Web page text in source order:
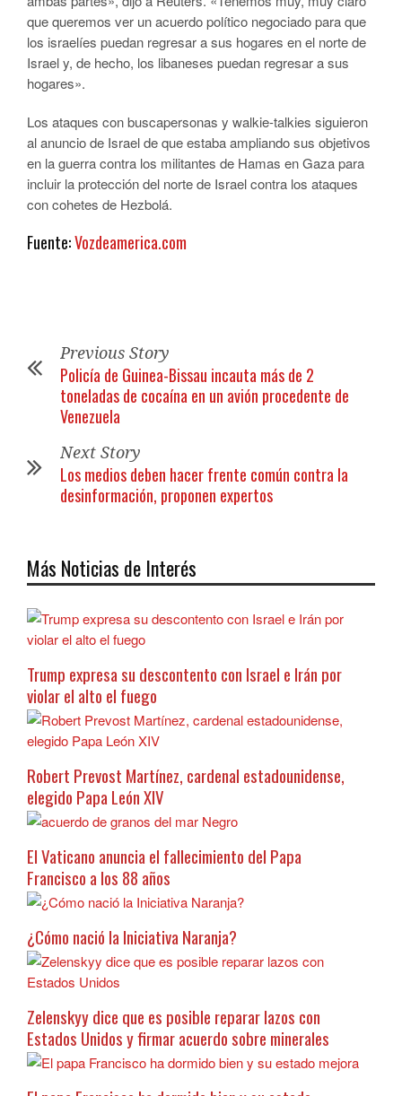
que queremos ver un acuerdo político negociado para que
los israelíes puedan regresar a sus hogares en el norte de
Israel y, de hecho, los libaneses puedan regresar a sus
hogares».
Los ataques con buscapersonas y walkie-talkies siguieron
al anuncio de Israel de que estaba ampliando sus objetivos
en la guerra contra los militantes de Hamas en Gaza para
incluir la protección del norte de Israel contra los ataques
con cohetes de Hezbolá.
Fuente:Vozdeamerica.com
Previous Story
Policía de Guinea-Bissau incauta más de 2
toneladas de cocaína en un avión procedente de
Venezuela
Next Story
Los medios deben hacer frente común contra la
desinformación, proponen expertos
Más Noticias de Interés
Trump expresa su descontento con Israel e Irán por
violar el alto el fuego
Robert Prevost Martínez, cardenal estadounidense,
elegido Papa León XIV
El Vaticano anuncia el fallecimiento del Papa
Francisco a los 88 años
¿Cómo nació la Iniciativa Naranja?
Zelenskyy dice que es posible reparar lazos con
Estados Unidos y firmar acuerdo sobre minerales